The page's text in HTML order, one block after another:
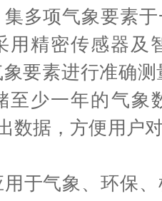
多项气象要素
用精密传感器及
要素进行准确
至少一年的气象
数据，方便用户
于气象、环保